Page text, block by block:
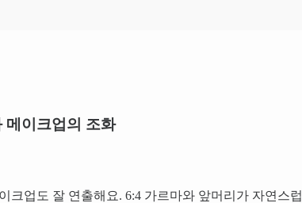
메이크업의 조화
크업도 잘 연출해요. 6:4 가르마와 앞머리가 자연스럽